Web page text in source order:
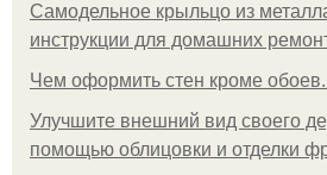
Самодельное крыльцо из
инструкции для домашних
Чем оформить стен кроме
Улучшите внешний вид своего
помощью облицовки и отделки